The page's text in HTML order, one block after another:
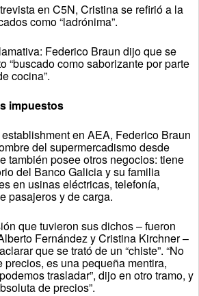
en C5N, Cristina se refirió a la
como “ladrónima”.
Federico Braun dijo que se
“buscado como saborizante por parte
cocina”.
impuestos
en AEA, Federico Braun
del supermercadismo desde
también posee otros negocios: tiene
del Banco Galicia y su familia
en usinas eléctricas, telefonía,
pasajeros y de carga.
que tuvieron sus dichos – fueron
Fernández y Cristina Kirchner –
que se trató de un “chiste”. “No
precios, es una pequeña mentira,
trasladar”, dijo en otro tramo, y
de precios”.